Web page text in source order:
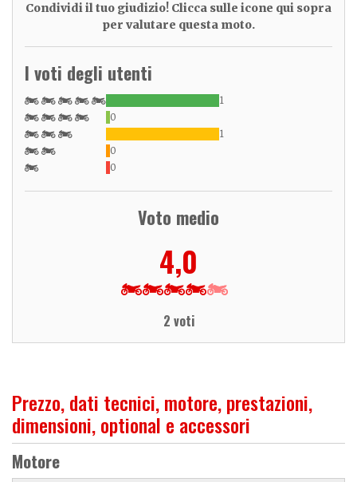
Condividi il tuo giudizio! Clicca sulle icone qui sopra
per valutare questa moto.
I voti degli utenti
1
0
1
0
0
Voto medio
4,0
2 voti
Prezzo, dati tecnici, motore, prestazioni,
dimensioni, optional e accessori
Motore